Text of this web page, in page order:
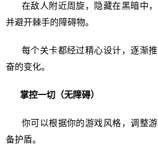
在敌人附近周旋，隐藏在黑暗中，
并避开棘手的障碍物。
每个关卡都经过精心设计，逐渐推
奋的变化。
掌控一切（无障碍）
你可以根据你的游戏风格，调整游
备护盾。